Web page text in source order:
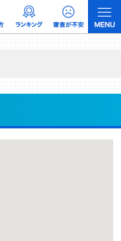
ーザーへの口コミ収集な